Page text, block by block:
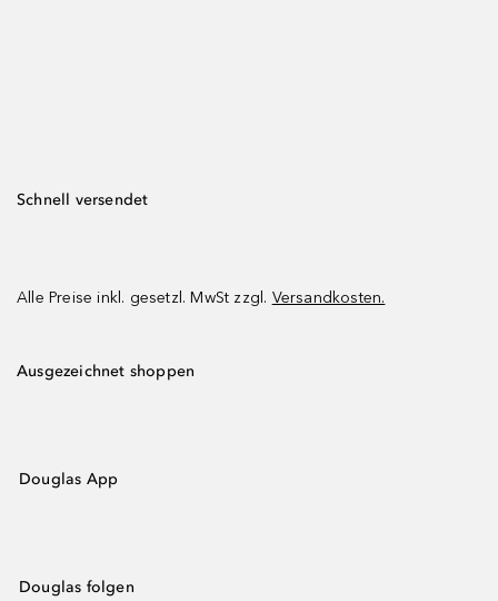
Schnell versendet
Alle Preise inkl. gesetzl. MwSt zzgl. Versandkosten.
Ausgezeichnet shoppen
Douglas App
Douglas folgen